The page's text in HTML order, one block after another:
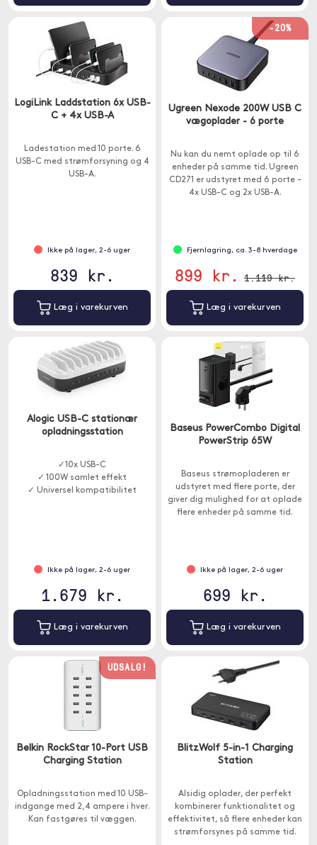
LogiLink Laddstation 6x USB-
C + 4x USB-A
Ladestation med 10 porte. 6
USB-C med strømforsyning og 4
USB-A.
Ikke på lager, 2-6 uger
839 kr.
Læg i varekurven
-20%
Ugreen Nexode 200W USB C
vægoplader - 6 porte
Nu kan du nemt oplade op til 6
enheder på samme tid. Ugreen
CD271 er udstyret med 6 porte -
4x USB-C og 2x USB-A.
Fjernlagring, ca. 3-8 hverdage
899 kr. 1.119 kr.
Læg i varekurven
Alogic USB-C stationær
opladningsstation
✓10x USB-C
✓ 100W samlet effekt
✓ Universel kompatibilitet
Ikke på lager, 2-6 uger
1.679 kr.
Læg i varekurven
Baseus PowerCombo Digital
PowerStrip 65W
Baseus strømopladeren er
udstyret med flere porte, der
giver dig mulighed for at oplade
flere enheder på samme tid.
Ikke på lager, 2-6 uger
699 kr.
Læg i varekurven
UDSALG!
Belkin RockStar 10-Port USB
Charging Station
Opladningsstation med 10 USB-
indgange med 2,4 ampere i hver.
Kan fastgøres til væggen.
BlitzWolf 5-in-1 Charging
Station
Alsidig oplader, der perfekt
kombinerer funktionalitet og
effektivitet, så flere enheder kan
strømforsynes på samme tid.